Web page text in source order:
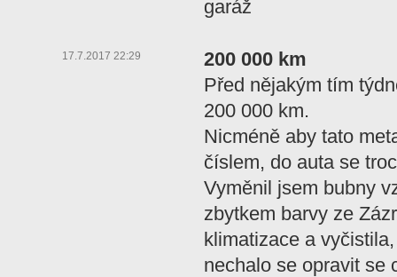
garáž
17.7.2017 22:29
200 000 km
Před nějakým tím
200 000 km.
Nicméně aby tato
číslem, do auta se
Vyměnil jsem bubny
zbytkem barvy ze
klimatizace a
nechalo se opravit se